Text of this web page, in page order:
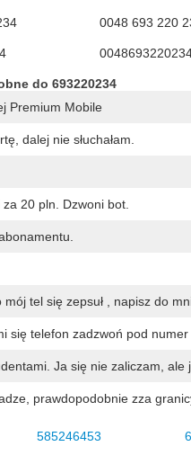
0048 693 220
do 693220234
Premium Mobile
dalej nie słuchałam.
20 pln. Dzwoni bot.
tel się zepsuł , napisz do
się telefon zadzwoń pod
Ja się nie zaliczam, ale
prawdopodobnie zza
585246453